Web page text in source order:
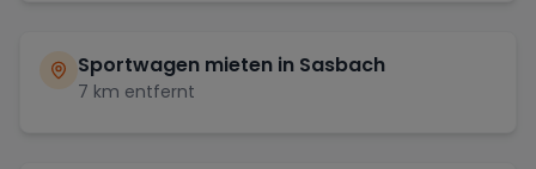
Sportwagen mieten in Sasbach
7 km entfernt